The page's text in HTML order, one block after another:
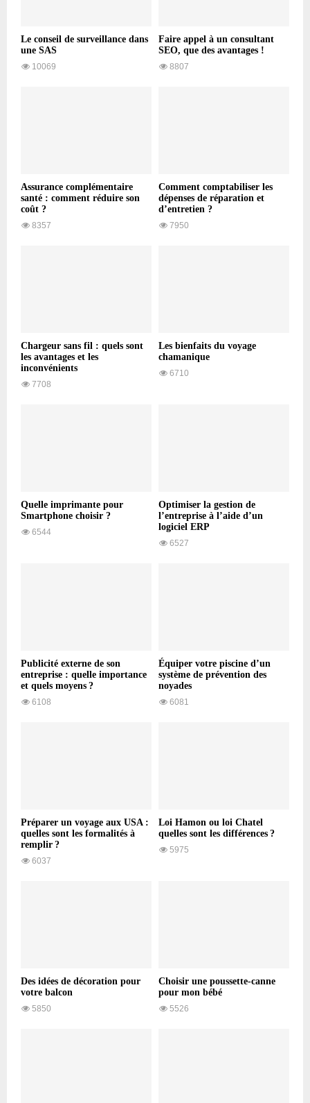
Le conseil de surveillance dans
une SAS
10069
Faire appel à un consultant
SEO, que des avantages !
8807
Assurance complémentaire
santé : comment réduire son
coût ?
8357
Comment comptabiliser les
dépenses de réparation et
d’entretien ?
7950
Chargeur sans fil : quels sont
les avantages et les
inconvénients
7708
Les bienfaits du voyage
chamanique
6710
Quelle imprimante pour
Smartphone choisir ?
6544
Optimiser la gestion de
l’entreprise à l’aide d’un
logiciel ERP
6527
Publicité externe de son
entreprise : quelle importance
et quels moyens ?
6108
Équiper votre piscine d’un
système de prévention des
noyades
6081
Préparer un voyage aux USA :
quelles sont les formalités à
remplir ?
6037
Loi Hamon ou loi Chatel
quelles sont les différences ?
5975
Des idées de décoration pour
votre balcon
5850
Choisir une poussette-canne
pour mon bébé
5526